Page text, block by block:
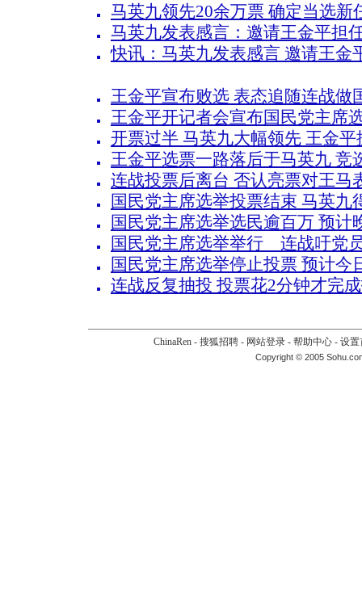
马英九领先20余万票 确定当选新
马英九发表感言：邀请王金平担
快讯：马英九发表感言 邀请王金
王金平宣布败选 表态追随连战做
王金平开记者会宣布国民党主席
开票过半 马英九大幅领先 王金平
王金平选票一路落后于马英九 竞
连战投票后离台 否认亮票对王马
国民党主席选举投票结束 马英九
国民党主席选举选民逾百万 预计
国民党主席选举举行 连战吁党
国民党主席选举停止投票 预计今
连战反复抽投 投票花2分钟才完
ChinaRen - 搜狐招聘 - 网站登录 - 帮助中心 - 设置
Copyright © 2005